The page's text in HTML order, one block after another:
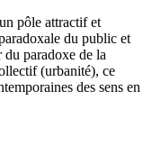
pôle attractif et
du public et
paradoxe de la
(urbanité), ce
des sens en